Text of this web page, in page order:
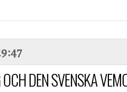
DEN SVENSKA